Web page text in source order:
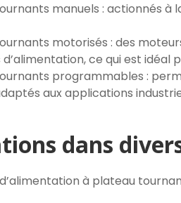
manuels : actionnés à
motorisés : des
ce qui est idéal
programmables :
aux applications
dans
à plateau